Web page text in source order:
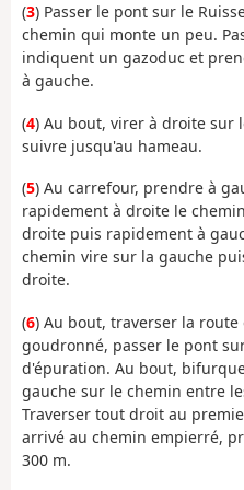
(3) Passer le pont sur le
chemin qui monte un peu.
indiquent un gazoduc et
à gauche.
(4) Au bout, virer à droite sur
suivre jusqu'au hameau.
(5) Au carrefour, prendre à
rapidement à droite le
droite puis rapidement à
chemin vire sur la gauche
droite.
(6) Au bout, traverser la
goudronné, passer le pont
d'épuration. Au bout,
gauche sur le chemin entre
Traverser tout droit au
arrivé au chemin empierré,
300 m.